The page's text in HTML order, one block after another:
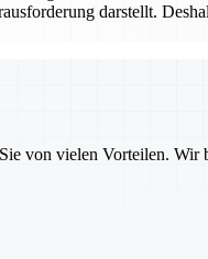
darstellt.
von vielen Vorteilen.